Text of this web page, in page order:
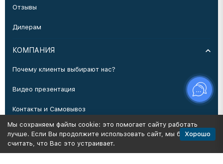
Отзывы
Дилерам
КОМПАНИЯ
Почему клиенты выбирают нас?
Видео презентация
Контакты и Самовывоз
Производство
Мы сохраняем файлы cookie: это помогает сайту работать
лучше. Если Вы продолжите использовать сайт, мы будем
считать, что Вас это устраивает.
Хорошо